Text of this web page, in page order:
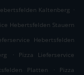
Kaltenberg .
Hebertsfelden Stauern
Hebertsfelden
.
Pizza Lieferservice
Platten .
Pizza